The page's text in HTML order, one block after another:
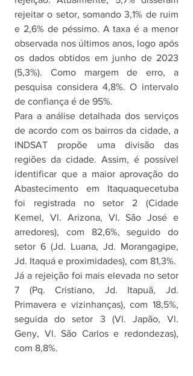
rejeitar o setor, somando 3,1% de ruim
e 2,6% de péssimo. A taxa é a menor
observada nos últimos anos, logo após
os dados obtidos em junho de 2023
(5,3%). Como margem de erro, a
pesquisa considera 4,8%. O intervalo
de confiança é de 95%.
Para a análise detalhada dos serviços
de acordo com os bairros da cidade, a
INDSAT propõe uma divisão das
regiões da cidade. Assim, é possível
identificar que a maior aprovação do
Abastecimento em Itaquaquecetuba
foi registrada no setor 2 (Cidade
Kemel, Vl. Arizona, Vl. São José e
arredores), com 82,6%, seguido do
setor 6 (Jd. Luana, Jd. Morangagipe,
Jd. Itaquá e proximidades), com 81,3%.
Já a rejeição foi mais elevada no setor
7 (Pq. Cristiano, Jd. Itapuã, Jd.
Primavera e vizinhanças), com 18,5%,
seguida do setor 3 (Vl. Japão, Vl.
Geny, Vl. São Carlos e redondezas),
com 8,8%.